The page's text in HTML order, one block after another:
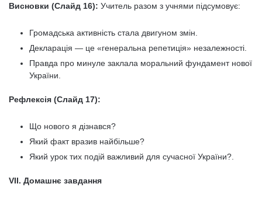
Висновки (Слайд 16): Учитель разом з учнями підсумовує:
Громадська активність стала двигуном змін.
Декларація — це «генеральна репетиція» незалежності.
Правда про минуле заклала моральний фундамент нової
України.
Рефлексія (Слайд 17):
Що нового я дізнався?
Який факт вразив найбільше?
Який урок тих подій важливий для сучасної України?.
VII. Домашнє завдання